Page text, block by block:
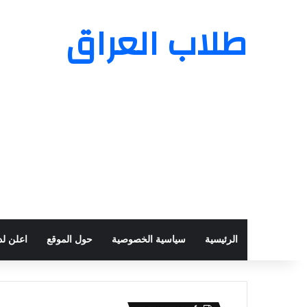
طلاب العراق
الرئيسية سياسية الخصوصية حول الموقع اعلن